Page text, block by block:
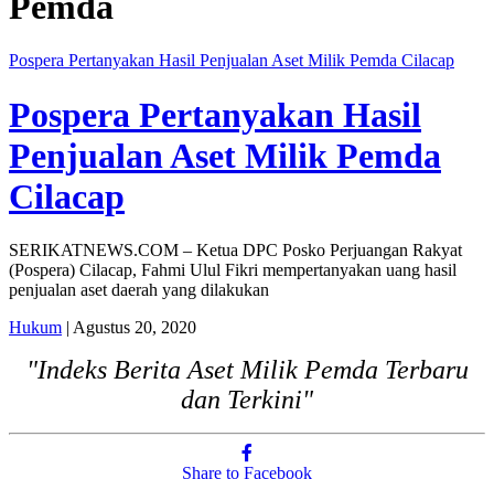
Pospera Pertanyakan Hasil Penjualan Aset Milik Pemda Cilacap
Pospera Pertanyakan Hasil
Penjualan Aset Milik Pemda
Cilacap
SERIKATNEWS.COM – Ketua DPC Posko Perjuangan Rakyat
(Pospera) Cilacap, Fahmi Ulul Fikri mempertanyakan uang hasil
penjualan aset daerah yang dilakukan
Hukum | Agustus 20, 2020
"Indeks Berita Aset Milik Pemda Terbaru
dan Terkini"
Share to Facebook